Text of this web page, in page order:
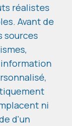
réalistes
Avant de
sources
ni
d'un